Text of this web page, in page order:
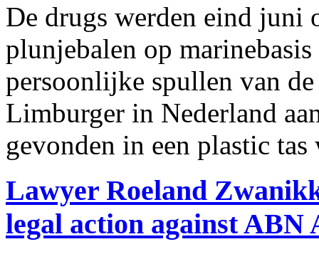
De drugs werden eind juni
plunjebalen op
persoonlijke spullen van
Limburger in Nederland
gevonden in een plastic
Lawyer Roeland
legal action against